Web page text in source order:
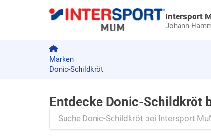
Intersport
Johann-
Marken
Donic-Schildkröt
Zu den Produkten springen
Entdecke Donic-Schildkröt